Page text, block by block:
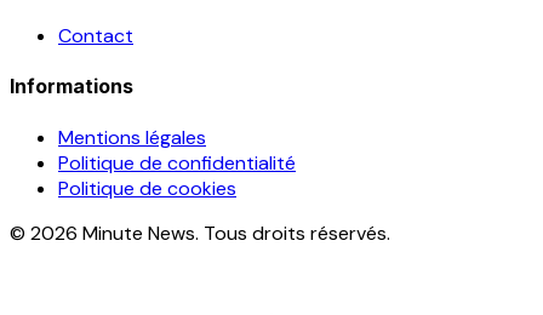
Contact
Informations
Mentions légales
Politique de confidentialité
Politique de cookies
© 2026 Minute News. Tous droits réservés.